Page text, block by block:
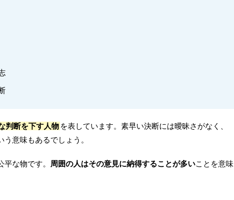
判断を下す人物 を表しています。素早い決断には曖昧さがなく、
意味もあるでしょう。
な物です。 周囲の人はその意見に納得することが多いことを意味